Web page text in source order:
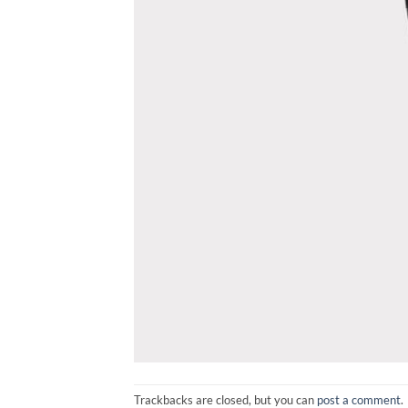
Trackbacks are closed, but you can post a comment.